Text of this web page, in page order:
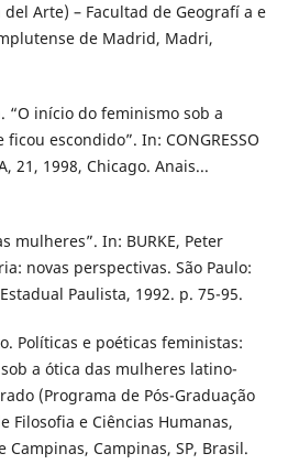
Arte) – Facultad de Geografí a e
de Madrid, Madri,
“O início do feminismo sob a
escondido”. In: CONGRESSO
21, 1998, Chicago. Anais...
mulheres”. In: BURKE, Peter
novas perspectivas. São Paulo:
Paulista, 1992. p. 75-95.
Políticas e poéticas feministas:
a ótica das mulheres latino-
(Programa de Pós-Graduação
Filosofia e Ciências Humanas,
Campinas, SP, Brasil.